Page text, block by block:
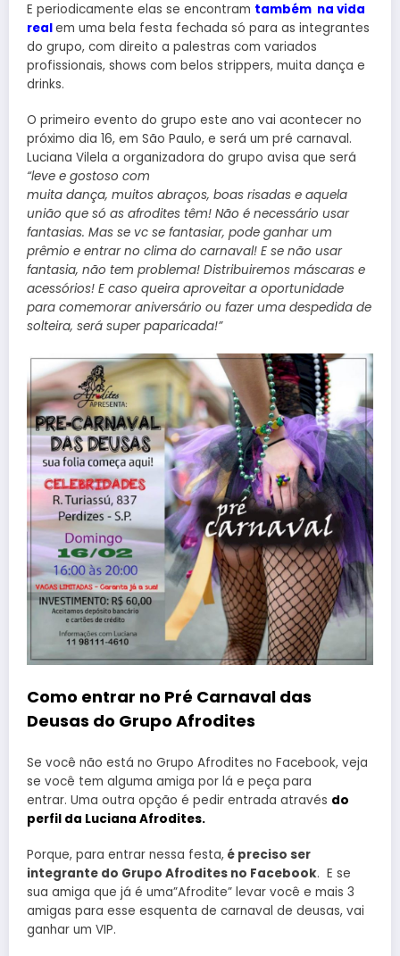
E periodicamente elas se encontram também na vida
realem uma bela festa fechada só para as integrantes
do grupo, com direito a palestras com variados
profissionais, shows com belos strippers, muita dança e
drinks.
O primeiro evento do grupo este ano vai acontecer no
próximo dia 16, em São Paulo, e será um pré carnaval.
Luciana Vilela a organizadora do grupo avisa que será
“leve e gostoso com
muita dança, muitos abraços, boas risadas e aquela
união que só as afrodites têm! Não é necessário usar
fantasias. Mas se vc se fantasiar, pode ganhar um
prêmio e entrar no clima do carnaval! E se não usar
fantasia, não tem problema! Distribuiremos máscaras e
acessórios! E caso queira aproveitar a oportunidade
para comemorar aniversário ou fazer uma despedida de
solteira, será super paparicada!”
Como entrar no Pré Carnaval das
Deusas do Grupo Afrodites
Se você não está no Grupo Afrodites no Facebook, veja
se você tem alguma amiga por lá e peça para
entrar. Uma outra opção é pedir entrada através do
perfil da Luciana Afrodites.
Porque, para entrar nessa festa, é preciso ser
integrante do Grupo Afrodites no Facebook. E se
sua amiga que já é uma”Afrodite” levar você e mais 3
amigas para esse esquenta de carnaval de deusas, vai
ganhar um VIP.